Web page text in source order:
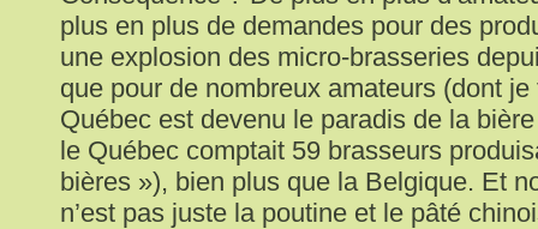
plus en plus de demandes pour des
une explosion des micro-brasseries
que pour de nombreux amateurs (dont
Québec est devenu le paradis de la
le Québec comptait 59 brasseurs
bières »), bien plus que la Belgique. Et
n’est pas juste la poutine et le pâté